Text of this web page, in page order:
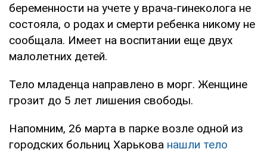
беременности на учете у врача-гинеколога не
состояла, о родах и смерти ребенка никому не
сообщала. Имеет на воспитании еще двух
малолетних детей.
Тело младенца направлено в морг. Женщине
грозит до 5 лет лишения свободы.
Напомним, 26 марта в парке возле одной из
городских больниц Харькова нашли тело